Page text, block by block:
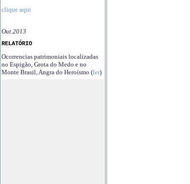
clique aqui
Out.2013
RELATÓRIO
Ocorrencias patrimoniais localizadas
no Espigão, Grota do Medo e no
Monte Brasil, Angra do Heroísmo (ler)